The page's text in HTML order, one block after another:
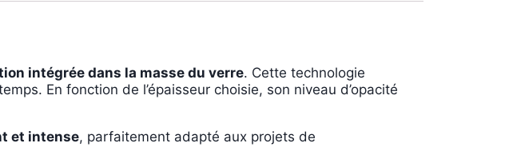
intégrée dans la masse du verre. Cette technologie
En fonction de l’épaisseur choisie, son niveau d’opacité
et intense, parfaitement adapté aux projets de